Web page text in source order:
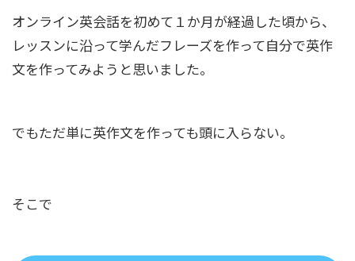
オンライン英会話を初めて１か月が経過した頃から、
レッスンに沿って学んだフレーズを作って自分で英作
文を作ってみようと思いました。
でもただ単に英作文を作っても頭に入らない。
そこで